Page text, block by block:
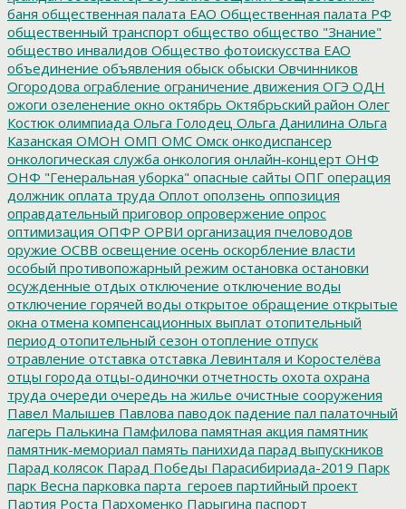
баня общественная палата ЕАО Общественная палата РФ
общественный транспорт общество общество "Знание"
общество инвалидов Общество фотоискусства ЕАО
объединение объявления обыск обыски Овчинников
Огородова ограбление ограничение движения ОГЭ ОДН
ожоги озеленение окно октябрь Октябрьский район Олег
Костюк олимпиада Ольга Голодец Ольга Данилина Ольга
Казанская ОМОН ОМП ОМС Омск онкодиспансер
онкологическая служба онкология онлайн-концерт ОНФ
ОНФ "Генеральная уборка" опасные сайты ОПГ операция
должник оплата труда Оплот оползень оппозиция
оправдательный приговор опровержение опрос
оптимизация ОПФР ОРВИ организация пчеловодов
оружие ОСВВ освещение осень оскорбление власти
особый противопожарный режим остановка остановки
осужденные отдых отключение отключение воды
отключение горячей воды открытое обращение открытые
окна отмена компенсационных выплат отопительный
период отопительный сезон отопление отпуск
отравление отставка отставка Левинталя и Коростелёва
отцы города отцы-одиночки отчетность охота охрана
труда очереди очередь на жилье очистные сооружения
Павел Малышев Павлова паводок падение пал палаточный
лагерь Палькина Памфилова памятная акция памятник
памятник-мемориал память панихида парад выпускников
Парад колясок Парад Победы Парасибириада-2019 Парк
парк Весна парковка парта_героев партийный проект
Партия Роста Пархоменко Парыгина паспорт